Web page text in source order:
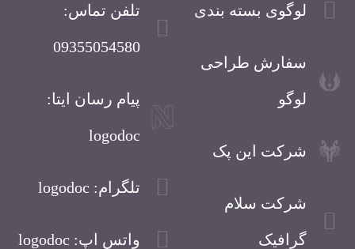
لوگوی بسته بندی
سفارش طراحی
لوگو
شرکت این پک
شرکت سلام
گرافیک
تلفن تماس:
09355054580
پیام رسان ایتا:
logodoc
تلگرام: logodoc
واتس اپ: logodoc